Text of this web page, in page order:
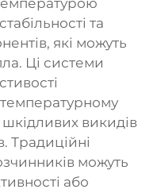
та
які можуть
Ці системи
викидів
Традиційні
можуть
або